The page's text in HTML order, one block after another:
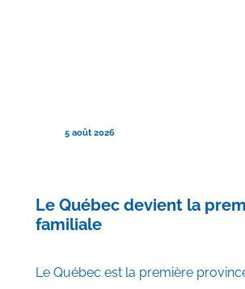
5 août 2026
Le Québec devient la
familiale
Le Québec est la première